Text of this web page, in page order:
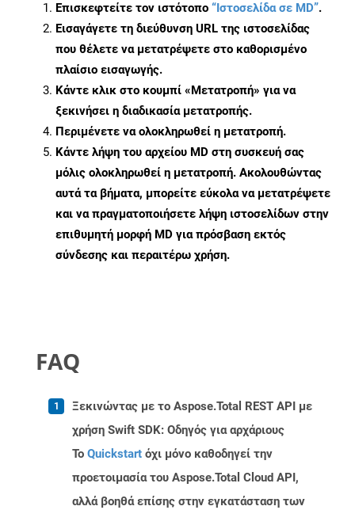
Επισκεφτείτε τον ιστότοπο “Ιστοσελίδα σε MD”.
Εισαγάγετε τη διεύθυνση URL της ιστοσελίδας
που θέλετε να μετατρέψετε στο καθορισμένο
πλαίσιο εισαγωγής.
Κάντε κλικ στο κουμπί «Μετατροπή» για να
ξεκινήσει η διαδικασία μετατροπής.
Περιμένετε να ολοκληρωθεί η μετατροπή.
Κάντε λήψη του αρχείου MD στη συσκευή σας
μόλις ολοκληρωθεί η μετατροπή. Ακολουθώντας
αυτά τα βήματα, μπορείτε εύκολα να μετατρέψετε
και να πραγματοποιήσετε λήψη ιστοσελίδων στην
επιθυμητή μορφή MD για πρόσβαση εκτός
σύνδεσης και περαιτέρω χρήση.
FAQ
Ξεκινώντας με το Aspose.Total REST API με
χρήση Swift SDK: Οδηγός για αρχάριους
Το Quickstart όχι μόνο καθοδηγεί την
προετοιμασία του Aspose.Total Cloud API,
αλλά βοηθά επίσης στην εγκατάσταση των